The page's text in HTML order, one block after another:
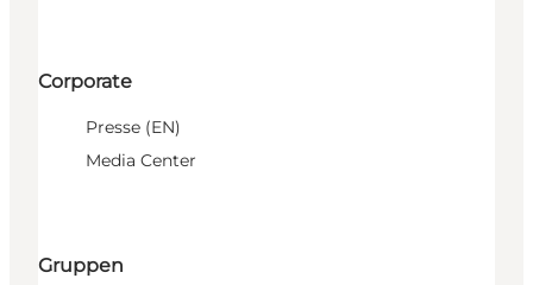
Corporate
Presse (EN)
Media Center
Gruppen